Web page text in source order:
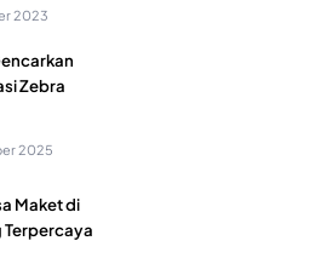
2023
Zebra
2025
Maket di
Terpercaya